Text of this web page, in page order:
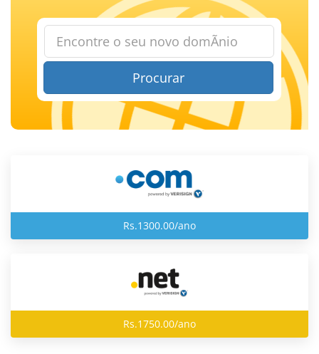
Procurar
Rs.1300.00/ano
Rs.1750.00/ano